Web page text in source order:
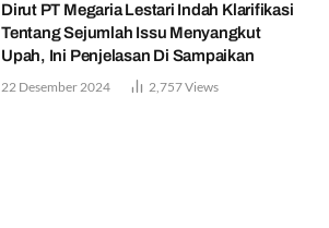
Dirut PT Megaria Lestari Indah Klarifikasi
Tentang Sejumlah Issu Menyangkut
Upah, Ini Penjelasan Di Sampaikan
22 Desember 2024 2,757Views